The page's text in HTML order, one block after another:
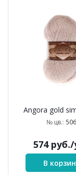
Angora gold
№ цв.: 506
574руб./
В